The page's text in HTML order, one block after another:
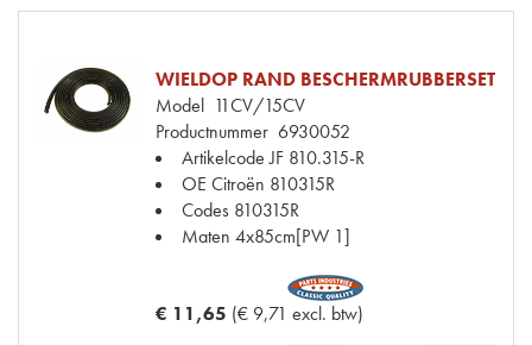
WIELDOP RAND BESCHERMRUBBERSET
Model 11CV/15CV
Productnummer 6930052
Artikelcode JF 810.315-R
OE Citroën 810315R
Codes 810315R
Maten 4x85cm[PW 1]
€ 11,65 (€ 9,71 excl. btw)